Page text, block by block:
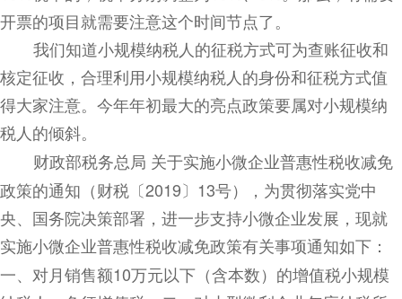
开票的项目就需要注意这个时间节点了。
我们知道小规模纳税人的征税方式可为查账征收和
核定征收，合理利用小规模纳税人的身份和征税方式值
得大家注意。今年年初最大的亮点政策要属对小规模纳
税人的倾斜。
财政部税务总局 关于实施小微企业普惠性税收减免
政策的通知 （财税〔2019〕 13号）， 为贯彻落实党中
央、国务院决策部署，进一步支持小微企业发展，现就
实施小微企业普惠性税收减免政策有关事项通知如下：
一、对月销售额10万元以下（含本数）的增值税小规模